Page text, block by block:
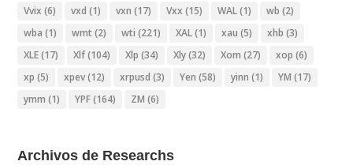
Vvix (6) vxd (1) vxn (17) Vxx (15) WAL(1) wb (2)
wba (1) wmt (2) wti (221) XAL(1) xau (5) xhb (3)
XLE(17) Xlf(104) Xlp (34) Xly(32) Xom (27) xop (6)
xp (5) xpev(12) xrpusd (3) Yen (58) yinn (1) YM (17)
ymm (1) YPF(164) ZM (6)
Archivos de Researchs